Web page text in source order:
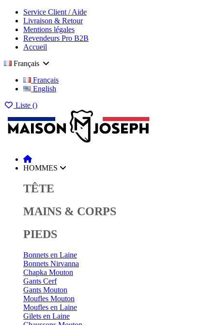
Service Client / Aide
Livraison & Retour
Mentions légales
Revendeurs Pro B2B
Accueil
Français
Français
English
Liste ()
HOMMES
TÊTE
MAINS & CORPS
PIEDS
Bonnets en Laine
Bonnets Nirvanna
Chapka Mouton
Gants Cerf
Gants Mouton
Moufles Mouton
Moufles en Laine
Gilets en Laine